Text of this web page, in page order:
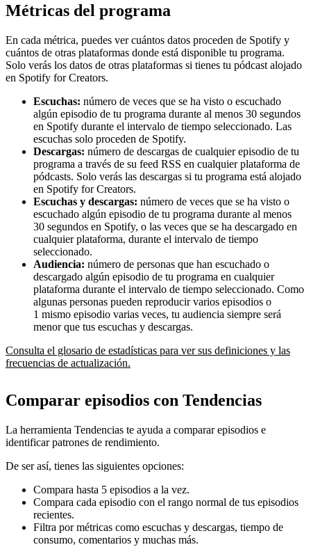
Métricas del programa
En cada métrica, puedes ver cuántos datos proceden de Spotify y
cuántos de otras plataformas donde está disponible tu programa.
Solo verás los datos de otras plataformas si tienes tu pódcast alojado
en Spotify for Creators.
Escuchas: número de veces que se ha visto o escuchado
algún episodio de tu programa durante al menos 30 segundos
en Spotify durante el intervalo de tiempo seleccionado. Las
escuchas solo proceden de Spotify.
Descargas: número de descargas de cualquier episodio de tu
programa a través de su feed RSS en cualquier plataforma de
pódcasts. Solo verás las descargas si tu programa está alojado
en Spotify for Creators.
Escuchas y descargas: número de veces que se ha visto o
escuchado algún episodio de tu programa durante al menos
30 segundos en Spotify, o las veces que se ha descargado en
cualquier plataforma, durante el intervalo de tiempo
seleccionado.
Audiencia: número de personas que han escuchado o
descargado algún episodio de tu programa en cualquier
plataforma durante el intervalo de tiempo seleccionado. Como
algunas personas pueden reproducir varios episodios o
1 mismo episodio varias veces, tu audiencia siempre será
menor que tus escuchas y descargas.
Consulta el glosario de estadísticas para ver sus definiciones y las
frecuencias de actualización.
Comparar episodios con Tendencias
La herramienta Tendencias te ayuda a comparar episodios e
identificar patrones de rendimiento.
De ser así, tienes las siguientes opciones:
Compara hasta 5 episodios a la vez.
Compara cada episodio con el rango normal de tus episodios
recientes.
Filtra por métricas como escuchas y descargas, tiempo de
consumo, comentarios y muchas más.